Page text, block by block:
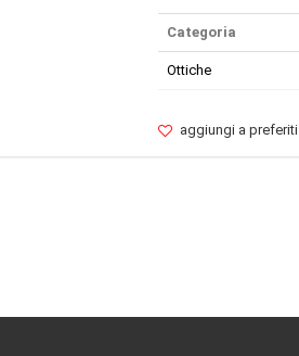
Categoria
Ottiche
aggiungi a preferiti